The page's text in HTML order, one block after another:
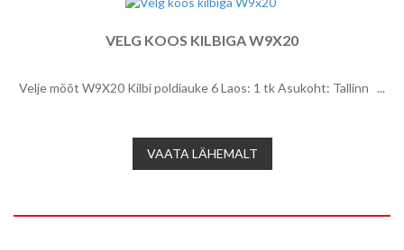
VELG KOOS KILBIGA W9X20
Velje mõõt W9X20 Kilbi poldiauke 6 Laos: 1 tk Asukoht: Tallinn ...
VAATA LÄHEMALT